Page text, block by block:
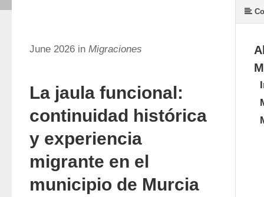
June 2026 in Migraciones
La jaula funcional:
continuidad histórica
y experiencia
migrante en el
municipio de Murcia